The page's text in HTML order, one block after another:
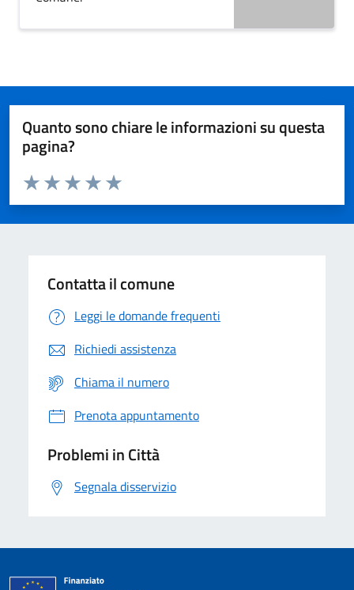
Quanto sono chiare le informazioni su questa
pagina?
Domanda
Valuta da 1 a 5 stelle la pagina
Valuta 5 stelle su 5
Valuta 4 stelle su 5
Valuta 3 stelle su 5
Valuta 2 stelle su 5
Valuta 1 stelle su 5
Contatta il comune
Leggi le domande frequenti
Richiedi assistenza
Chiama il numero
Prenota appuntamento
Problemi in Città
Segnala disservizio